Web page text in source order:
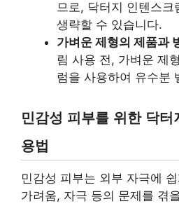
므로, 닥터지 인텐스
생략할 수 있습니다.
가벼운 제형의 제품과
림 사용 전, 가벼운 제
럼을 사용하여 유수분
민감성 피부를 위한 닥터
용법
민감성 피부는 외부 자극에
가려움, 자극 등의 문제를 겪